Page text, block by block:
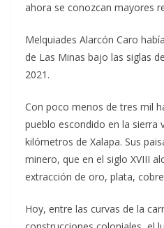
ahora se conozcan mayores
Melquiades Alarcón Caro
de Las Minas bajo las siglas
2021.
Con poco menos de tres mil
pueblo escondido en la sierra
kilómetros de Xalapa. Sus
minero, que en el siglo XVIII
extracción de oro, plata,
Hoy, entre las curvas de la